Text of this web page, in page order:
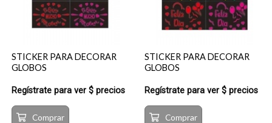
STICKER PARA DECORAR
GLOBOS
Regístrate para ver $ precios
Comprar
STICKER PARA DECORAR
GLOBOS
Regístrate para ver $ precios
Comprar